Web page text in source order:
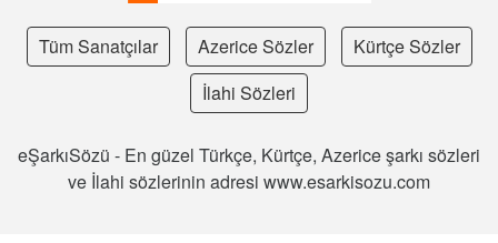
Tüm Sanatçılar Azerice Sözler
Kürtçe Sözler
İlahi Sözleri
eŞarkıSözü - En güzel Türkçe, Kürtçe, Azerice şarkı sözleri
ve İlahi sözlerinin adresi www.esarkisozu.com